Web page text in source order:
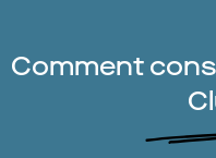
Comment